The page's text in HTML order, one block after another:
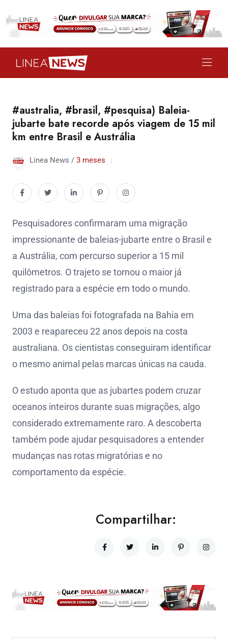
#australia, #brasil, #pesquisa) Baleia-
jubarte bate recorde após viagem de 15 mil
km entre Brasil e Austrália
Linea News / 3 meses
Pesquisadores confirmaram uma migração
impressionante de baleias-jubarte entre o Brasil e
a Austrália, com percurso superior a 15 mil
quilômetros. O trajeto se tornou o maior já
registrado para a espécie em todo o mundo.
Uma das baleias foi fotografada na Bahia em
2003 e reapareceu 22 anos depois na costa
australiana. Os cientistas conseguiram identificar
o mesmo animal pelas marcas únicas na cauda.
O estudo aponta que as jubartes podem cruzar
oceanos inteiros durante suas migrações, algo
considerado extremamente raro. A descoberta
também pode ajudar pesquisadores a entender
mudanças nas rotas migratórias e no
comportamento da espécie.
Compartilhar: